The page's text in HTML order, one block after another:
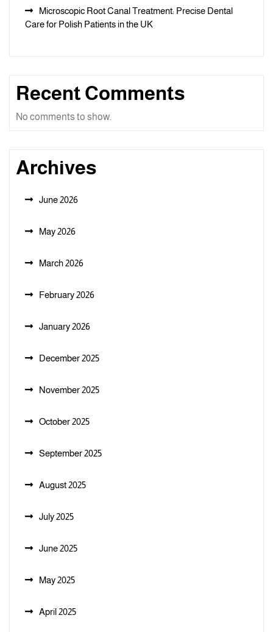
Microscopic Root Canal Treatment: Precise Dental
Care for Polish Patients in the UK
Recent Comments
No comments to show.
Archives
June 2026
May 2026
March 2026
February 2026
January 2026
December 2025
November 2025
October 2025
September 2025
August 2025
July 2025
June 2025
May 2025
April 2025